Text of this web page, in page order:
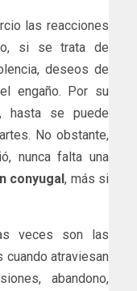
las reacciones
si se trata de
deseos de
engaño. Por su
hasta se puede
No obstante,
nunca falta una
conyugal, más si
veces son las
atraviesan
abandono,